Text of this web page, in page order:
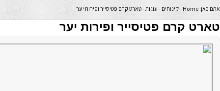
אתם כאן: Home
-קינוחים - עוגות-טארט קרם פטיסייר ופירות יער
טארט קרם פטיסייר ופירות יער